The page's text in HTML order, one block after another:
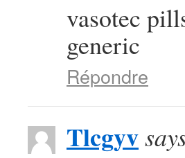
vasotec
generic
Répondre
Tlcgyv